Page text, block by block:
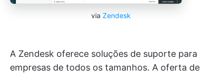
via Zendesk
A Zendesk oferece soluções de suporte para
empresas de todos os tamanhos. A oferta de